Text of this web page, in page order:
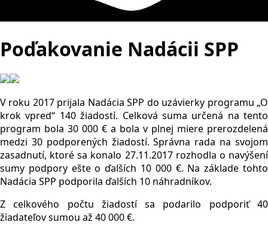
Poďakovanie Nadácii SPP
V roku 2017 prijala Nadácia SPP do uzávierky programu „O
krok vpred“ 140 žiadostí. Celková suma určená na tento
program bola 30 000 € a bola v plnej miere prerozdelená
medzi 30 podporených žiadostí. Správna rada na svojom
zasadnutí, ktoré sa konalo 27.11.2017 rozhodla o navýšení
sumy podpory ešte o ďalších 10 000 €. Na základe tohto
Nadácia SPP podporila ďalších 10 náhradníkov.
Z celkového počtu žiadostí sa podarilo podporiť 40
žiadateľov sumou až 40 000 €.